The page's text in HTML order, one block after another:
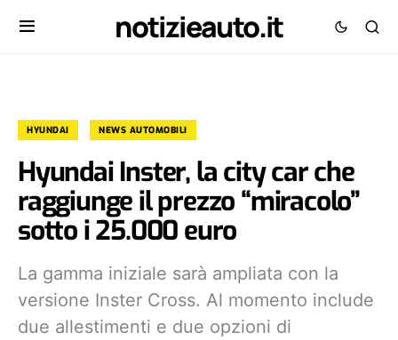
notizieauto.it
HYUNDAI NEWS AUTOMOBILI
Hyundai Inster, la city car che
raggiunge il prezzo “miracolo”
sotto i 25.000 euro
La gamma iniziale sarà ampliata con la
versione Inster Cross. Al momento include
due allestimenti e due opzioni di